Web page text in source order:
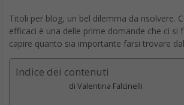
Titoli per blog, un bel dilemma da risolvere.
efficaci è una delle prime domande che ci si
capire quanto sia importante farsi trovare
Indice dei contenuti
di Valentina Falcinelli